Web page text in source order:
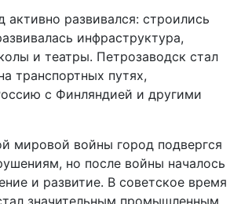
активно развивался: строились
инфраструктура,
и театры. Петрозаводск стал
транспортных путях,
с Финляндией и другими
мировой войны город подвергся
но после войны началось
и развитие. В советское время